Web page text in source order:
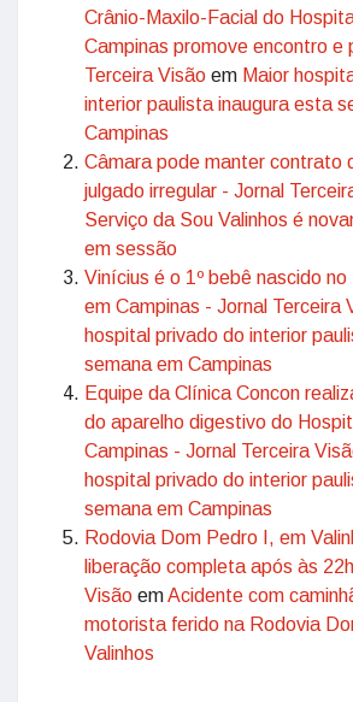
Crânio-Maxilo-Facial do
Campinas promove encontro e
Terceira Visão em Maior
interior paulista inaugura esta
Campinas
Câmara pode manter contrato
julgado irregular - Jornal
Serviço da Sou Valinhos é
em sessão
Vinícius é o 1º bebê nascido
em Campinas - Jornal Terceira
hospital privado do interior
semana em Campinas
Equipe da Clínica Concon
do aparelho digestivo do
Campinas - Jornal Terceira
hospital privado do interior
semana em Campinas
Rodovia Dom Pedro I, em
liberação completa após às
Visão emAcidente com
motorista ferido na Rodovia
Valinhos